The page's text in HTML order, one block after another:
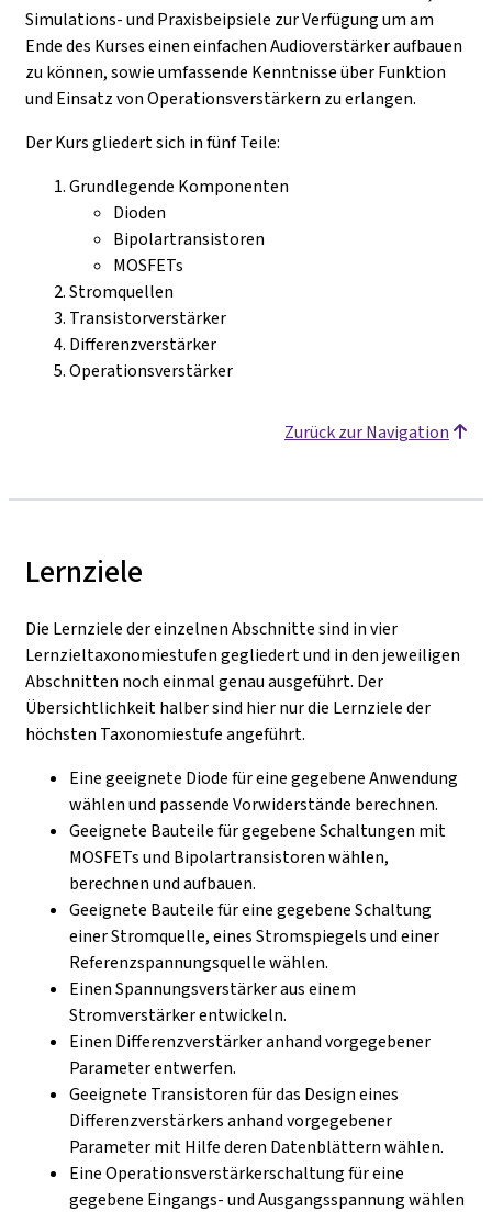
Simulations- und Praxisbeipsiele zur Verfügung um am
Ende des Kurses einen einfachen Audioverstärker aufbauen
zu können, sowie umfassende Kenntnisse über Funktion
und Einsatz von Operationsverstärkern zu erlangen.
Der Kurs gliedert sich in fünf Teile:
Grundlegende Komponenten
Dioden
Bipolartransistoren
MOSFETs
Stromquellen
Transistorverstärker
Differenzverstärker
Operationsverstärker
Zurück zur Navigation
Lernziele
Die Lernziele der einzelnen Abschnitte sind in vier
Lernzieltaxonomiestufen gegliedert und in den jeweiligen
Abschnitten noch einmal genau ausgeführt. Der
Übersichtlichkeit halber sind hier nur die Lernziele der
höchsten Taxonomiestufe angeführt.
Eine geeignete Diode für eine gegebene Anwendung
wählen und passende Vorwiderstände berechnen.
Geeignete Bauteile für gegebene Schaltungen mit
MOSFETs und Bipolartransistoren wählen,
berechnen und aufbauen.
Geeignete Bauteile für eine gegebene Schaltung
einer Stromquelle, eines Stromspiegels und einer
Referenzspannungsquelle wählen.
Einen Spannungsverstärker aus einem
Stromverstärker entwickeln.
Einen Differenzverstärker anhand vorgegebener
Parameter entwerfen.
Geeignete Transistoren für das Design eines
Differenzverstärkers anhand vorgegebener
Parameter mit Hilfe deren Datenblättern wählen.
Eine Operationsverstärkerschaltung für eine
gegebene Eingangs- und Ausgangsspannung wählen